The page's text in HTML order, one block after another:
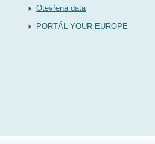
Otevřená data
PORTÁL YOUR EUROPE